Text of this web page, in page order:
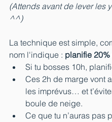
(Attends avant de lever les
^^)
La technique est simple,
nom l'indique : planifie
Si tu bosses 10h,
Ces 2h de marge vont
les imprévus… et
boule de neige.
Ce que tu n’auras pas